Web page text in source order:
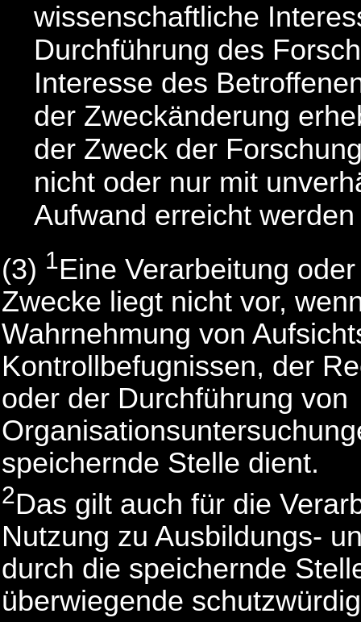
wissenschaftliche
Durchführung des
Interesse des
der Zweckänderung
der Zweck der
nicht oder nur mit
Aufwand erreicht
(3) 1Eine Verarbeitung
Zwecke liegt nicht vor,
Wahrnehmung von
Kontrollbefugnissen, der
oder der Durchführung von
speichernde Stelle dient.
2Das gilt auch für die
Nutzung zu Ausbildungs-
durch die speichernde
überwiegende